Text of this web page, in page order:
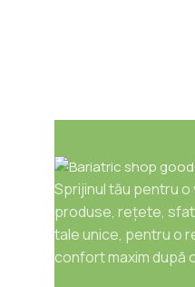
Sprijinul tău pentru
produse, rețete,
tale unice, pentru o
confort maxim după